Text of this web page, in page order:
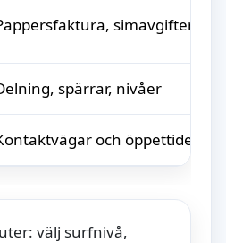
simavgifter,
spärrar, nivåer
och öppettider
välj surfnivå,